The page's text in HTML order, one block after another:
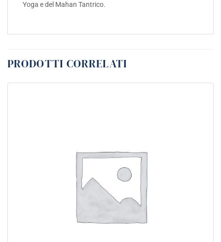
Yoga e del Mahan Tantrico.
PRODOTTI CORRELATI